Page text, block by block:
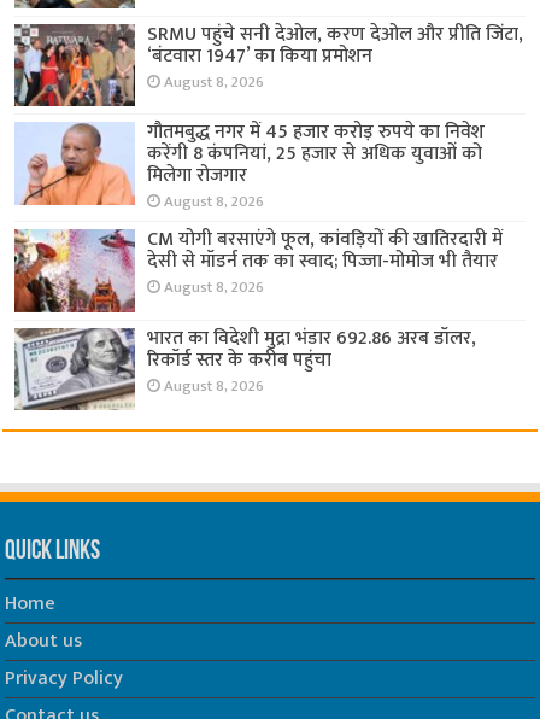
SRMU पहुंचे सनी देओल, करण देओल और प्रीति जिंटा,
‘बंटवारा 1947’ का किया प्रमोशन
August 8, 2026
गौतमबुद्ध नगर में 45 हजार करोड़ रुपये का निवेश
करेंगी 8 कंपनियां, 25 हजार से अधिक युवाओं को
मिलेगा रोजगार
August 8, 2026
CM योगी बरसाएंगे फूल, कांवड़ियों की खातिरदारी में
देसी से मॉडर्न तक का स्वाद; पिज्जा-मोमोज भी तैयार
August 8, 2026
भारत का विदेशी मुद्रा भंडार 692.86 अरब डॉलर,
रिकॉर्ड स्तर के करीब पहुंचा
August 8, 2026
Quick Links
Home
About us
Privacy Policy